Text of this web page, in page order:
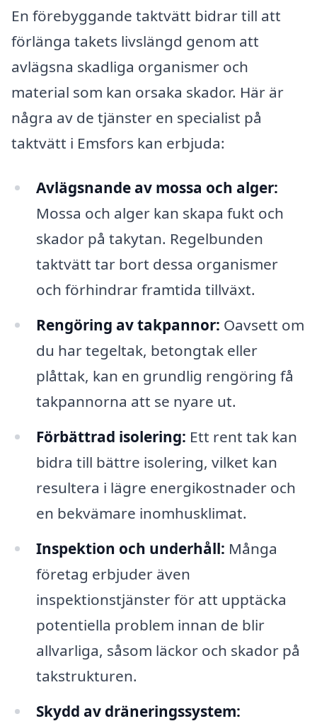
En förebyggande taktvätt bidrar till att
förlänga takets livslängd genom att
avlägsna skadliga organismer och
material som kan orsaka skador. Här är
några av de tjänster en specialist på
taktvätt i Emsfors kan erbjuda:
Avlägsnande av mossa och alger:
Mossa och alger kan skapa fukt och
skador på takytan. Regelbunden
taktvätt tar bort dessa organismer
och förhindrar framtida tillväxt.
Rengöring av takpannor: Oavsett om
du har tegeltak, betongtak eller
plåttak, kan en grundlig rengöring få
takpannorna att se nyare ut.
Förbättrad isolering: Ett rent tak kan
bidra till bättre isolering, vilket kan
resultera i lägre energikostnader och
en bekvämare inomhusklimat.
Inspektion och underhåll: Många
företag erbjuder även
inspektionstjänster för att upptäcka
potentiella problem innan de blir
allvarliga, såsom läckor och skador på
takstrukturen.
Skydd av dräneringssystem: